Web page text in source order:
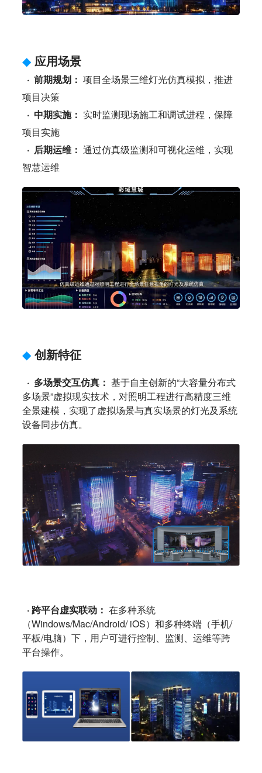
◆ 应用场景
· 前期规划：项目全场景三维灯光仿真模拟，推进
项目决策
· 中期实施： 实时监测现场施工和调试进程，保障
项目实施
· 后期运维：通过仿真级监测和可视化运维，实现
智慧运维
◆ 创新特征
· 多场景交互仿真： 基于自主创新的“大容量分布式
多场景”虚拟现实技术，对照明工程进行高精度三维
全景建模，实现了虚拟场景与真实场景的灯光及系统
设备同步仿真。
· 跨平台虚实联动： 在多种系统
（Windows/Mac/Android/ iOS）和多种终端（手机/
平板/电脑）下，用户可进行控制、监测、运维等跨
平台操作。